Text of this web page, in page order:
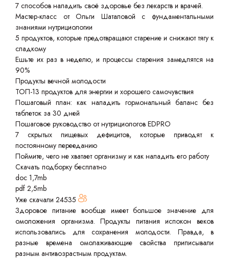
7 способов наладить своё здоровье без лекарств и врачей.
Мастер-класс от Ольги Шаталовой с фундаментальными
знаниями нутрициологии
5 продуктов, которые предотвращают старение и снижают тягу к
сладкому
Ешьте их раз в неделю, и процессы старения замедлятся на
90%
Продукты вечной молодости
ТОП-13 продуктов для энергии и хорошего самочувствия
Пошаговый план: как наладить гормональный баланс без
таблеток за 30 дней
Пошаговое руководство от нутрициологов EDPRO
7 скрытых пищевых дефицитов, которые приводят к
постоянному перееданию
Поймите, чего не хватает организму и как наладить его работу
Скачать подборку бесплатно
doc 1,7mb
pdf 2,5mb
Уже скачали 24535
Здоровое питание вообще имеет большое значение для
омоложения организма. Продукты питания испокон веков
использовались для сохранения молодости. Правда, в
разные времена омолаживающие свойства приписывали
разным антивозрастным продуктам.